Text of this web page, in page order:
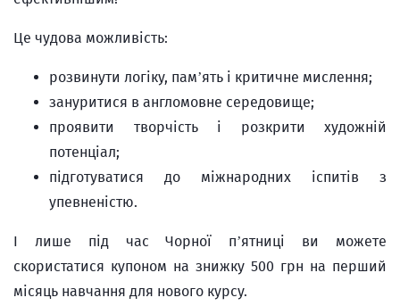
Це чудова можливість:
розвинути логіку, пам’ять і критичне мислення;
зануритися в англомовне середовище;
проявити творчість і розкрити художній
потенціал;
підготуватися до міжнародних іспитів з
упевненістю.
І лише під час Чорної п’ятниці ви можете
скористатися купоном на знижку 500 грн на перший
місяць навчання для нового курсу.